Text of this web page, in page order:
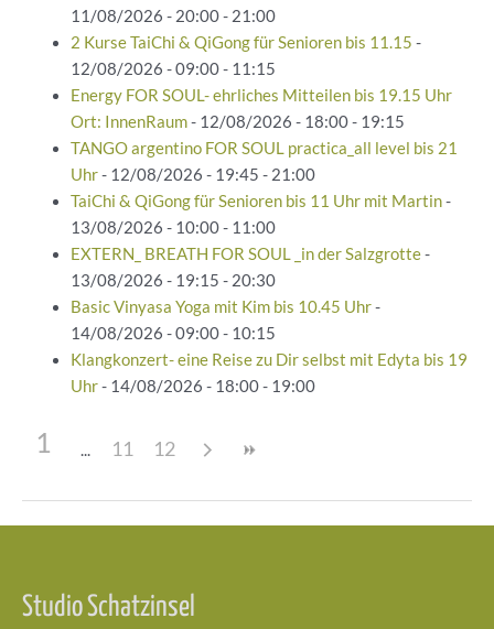
11/08/2026 - 20:00 - 21:00
2 Kurse TaiChi & QiGong für Senioren bis 11.15 -
12/08/2026 - 09:00 - 11:15
Energy FOR SOUL- ehrliches Mitteilen bis 19.15 Uhr
Ort: InnenRaum- 12/08/2026 - 18:00 - 19:15
TANGO argentino FOR SOUL practica_all level bis 21
Uhr- 12/08/2026 - 19:45 - 21:00
TaiChi & QiGong für Senioren bis 11 Uhr mit Martin-
13/08/2026 - 10:00 - 11:00
EXTERN_ BREATH FOR SOUL _in der Salzgrotte-
13/08/2026 - 19:15 - 20:30
Basic Vinyasa Yoga mit Kim bis 10.45 Uhr-
14/08/2026 - 09:00 - 10:15
Klangkonzert- eine Reise zu Dir selbst mit Edyta bis 19
Uhr- 14/08/2026 - 18:00 - 19:00
1 11 12
Studio Schatzinsel